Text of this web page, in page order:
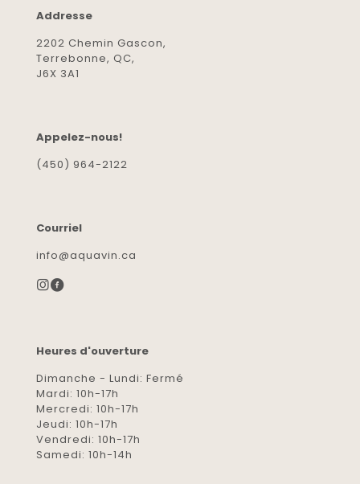
Addresse
2202 Chemin Gascon,
Terrebonne, QC,
J6X 3A1
Appelez-nous!
(450) 964-2122
Courriel
info@aquavin.ca
Heures d'ouverture
Dimanche - Lundi: Fermé
Mardi: 10h-17h
Mercredi: 10h-17h
Jeudi: 10h-17h
Vendredi: 10h-17h
Samedi: 10h-14h